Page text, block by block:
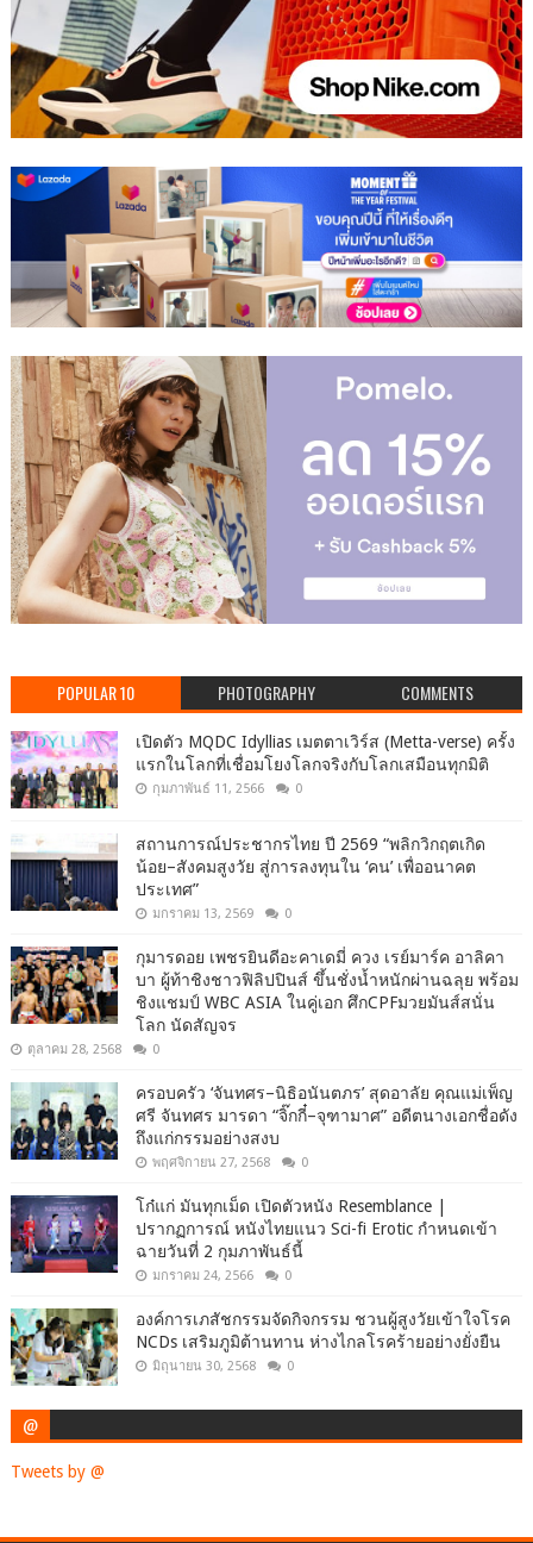
POPULAR 10 PHOTOGRAPHY COMMENTS
เปิดตัว MQDC Idyllias เมตตาเวิร์ส (Metta-verse) ครั้ง
แรกในโลกที่เชื่อมโยงโลกจริงกับโลกเสมือนทุกมิติ
กุมภาพันธ์ 11, 2566 0
สถานการณ์ประชากรไทย ปี 2569 “พลิกวิกฤตเกิด
น้อย–สังคมสูงวัย สู่การลงทุนใน ‘คน’ เพื่ออนาคต
ประเทศ”
มกราคม 13, 2569 0
กุมารดอย เพชรยินดีอะคาเดมี่ ควง เรย์มาร์ค อาลิคา
บา ผู้ท้าชิงชาวฟิลิปปินส์ ขึ้นชั่งน้ำหนักผ่านฉลุย พร้อม
ชิงแชมป์ WBC ASIA ในคู่เอก ศึกCPFมวยมันส์สนั่น
โลก นัดสัญจร
ตุลาคม 28, 2568 0
ครอบครัว ‘จันทศร–นิธิอนันตภร’ สุดอาลัย คุณแม่เพ็ญ
ศรี จันทศร มารดา “จิ๊กกี๋–จุฑามาศ” อดีตนางเอกชื่อดัง
ถึงแก่กรรมอย่างสงบ
พฤศจิกายน 27, 2568 0
โก๋แก่ มันทุกเม็ด เปิดตัวหนัง Resemblance |
ปรากฏการณ์ หนังไทยแนว Sci-fi Erotic กำหนดเข้า
ฉายวันที่ 2 กุมภาพันธ์นี้
มกราคม 24, 2566 0
องค์การเภสัชกรรมจัดกิจกรรม ชวนผู้สูงวัยเข้าใจโรค
NCDs เสริมภูมิต้านทาน ห่างไกลโรคร้ายอย่างยั่งยืน
มิถุนายน 30, 2568 0
@
Tweets by @